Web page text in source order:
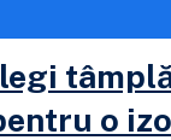
o